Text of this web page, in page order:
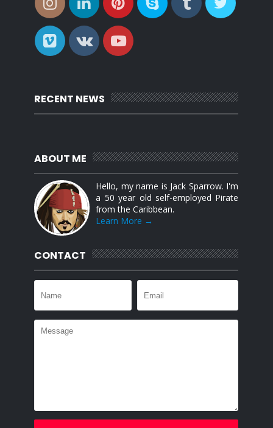
RECENT NEWS
ABOUT ME
Hello, my name is Jack Sparrow. I'm
a 50 year old self-employed Pirate
from the Caribbean.
Learn More →
CONTACT